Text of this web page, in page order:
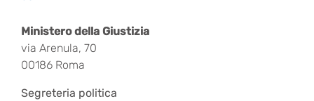
Ministero della Giustizia
via Arenula, 70
00186 Roma
Segreteria politica